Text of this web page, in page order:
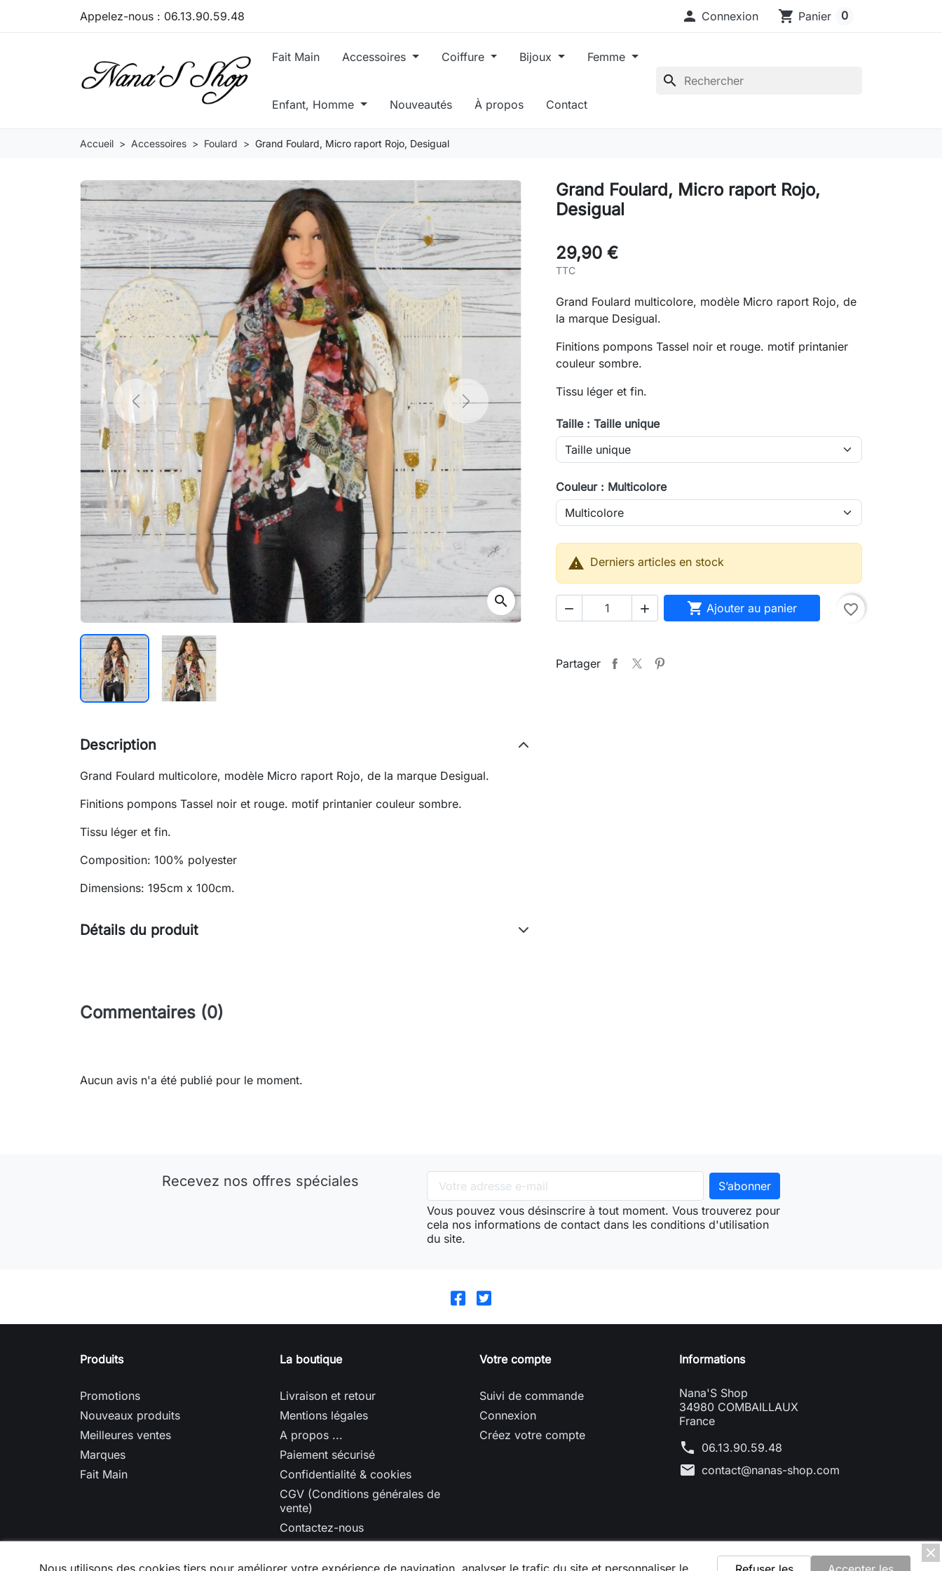
Appelez-nous : 06.13.90.59.48  Connexion shopping_cart Panier 0
Fait Main Accessoires Coiffure Bijoux Femme
Enfant, Homme Nouveautés À propos Contact
search
Accueil Accessoires Foulard Grand Foulard, Micro raport Rojo, Desigual
Previous Next
search
Grand Foulard, Micro raport Rojo,
Desigual
29,90 €
TTC
Grand Foulard multicolore, modèle Micro raport Rojo, de
la marque Desigual.
Finitions pompons Tassel noir et rouge. motif printanier
couleur sombre.
Tissu léger et fin.
Taille : Taille unique
Couleur : Multicolore
 Derniers articles en stock
   Ajouter au panier favorite_border
Partager
Description
Grand Foulard multicolore, modèle Micro raport Rojo, de la marque Desigual.
Finitions pompons Tassel noir et rouge. motif printanier couleur sombre.
Tissu léger et fin.
Composition: 100% polyester
Dimensions: 195cm x 100cm.
Détails du produit
Commentaires (0)
Aucun avis n'a été publié pour le moment.
Recevez nos offres spéciales
Vous pouvez vous désinscrire à tout moment. Vous trouverez pour
cela nos informations de contact dans les conditions d'utilisation
du site.
Produits
Promotions
Nouveaux produits
Meilleures ventes
Marques
Fait Main
La boutique
Livraison et retour
Mentions légales
A propos ...
Paiement sécurisé
Confidentialité & cookies
CGV (Conditions générales de
vente)
Contactez-nous
Votre compte
Suivi de commande
Connexion
Créez votre compte
Informations
Nana'S Shop
34980 COMBAILLAUX
France
phone 06.13.90.59.48
mail contact@nanas-shop.com
Nous utilisons des cookies tiers pour améliorer votre expérience de navigation, analyser le trafic du site et personnaliser le